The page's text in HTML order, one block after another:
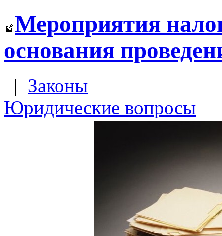
Мероприятия
основания
| Законы
Юридические вопросы